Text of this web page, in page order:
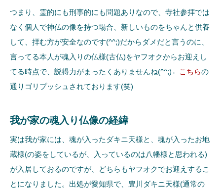
つまり、霊的にも刑事的にも問題ありなので、寺社参拝では
なく個人で神仏の像を持つ場合、新しいものをちゃんと供養
して、拝む方が安全なのです(^^;)だからダメだと言うのに、
言ってる本人が魂入りの仏様(古仏)をヤフオクからお迎えし
てる時点で、説得力がまったくありませんね(^^;)← こちらの
通りゴリプッシュされております(笑)
我が家の魂入り仏像の経緯
実は我が家には、魂が入ったダキニ天様と、魂が入ったお地
蔵様(の姿をしているが、入っているのは八幡様と思われる)
が入居しておるのですが、どちらもヤフオクでお迎えするこ
とになりました。出処が愛知県で、豊川ダキニ天様(通常の